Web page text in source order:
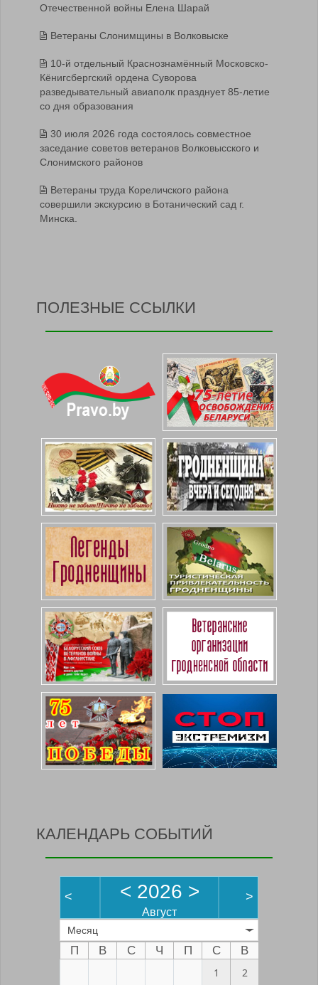
Отечественной войны Елена Шарай
Ветераны Слонимщины в Волковыске
10-й отдельный Краснознамённый Московско-
Кёнигсбергский ордена Суворова
разведывательный авиаполк празднует 85-летие
со дня образования
30 июля 2026 года состоялось совместное
заседание советов ветеранов Волковысского и
Слонимского районов
Ветераны труда Кореличского района
совершили экскурсию в Ботанический сад г.
Минска.
ПОЛЕЗНЫЕ ССЫЛКИ
КАЛЕНДАРЬ СОБЫТИЙ
< < 2026 >
Август
>
Месяц
П В С Ч П С
В
1
2